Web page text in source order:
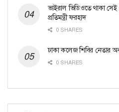
ভাইরাল ভিডিওতে থাকা সেই
প্রতিমন্ত্রী ফরহাদ
0 SHARES
ঢাকা কলেজ শিবির নেতার
0 SHARES